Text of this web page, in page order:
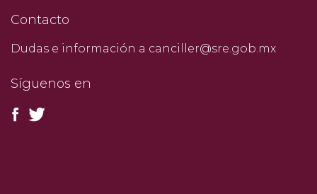
Contacto
Dudas e información a canciller@sre.gob.mx
Síguenos en